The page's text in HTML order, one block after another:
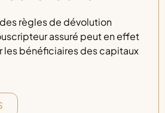
règles de dévolution
assuré peut en effet
bénéficiaires des capitaux